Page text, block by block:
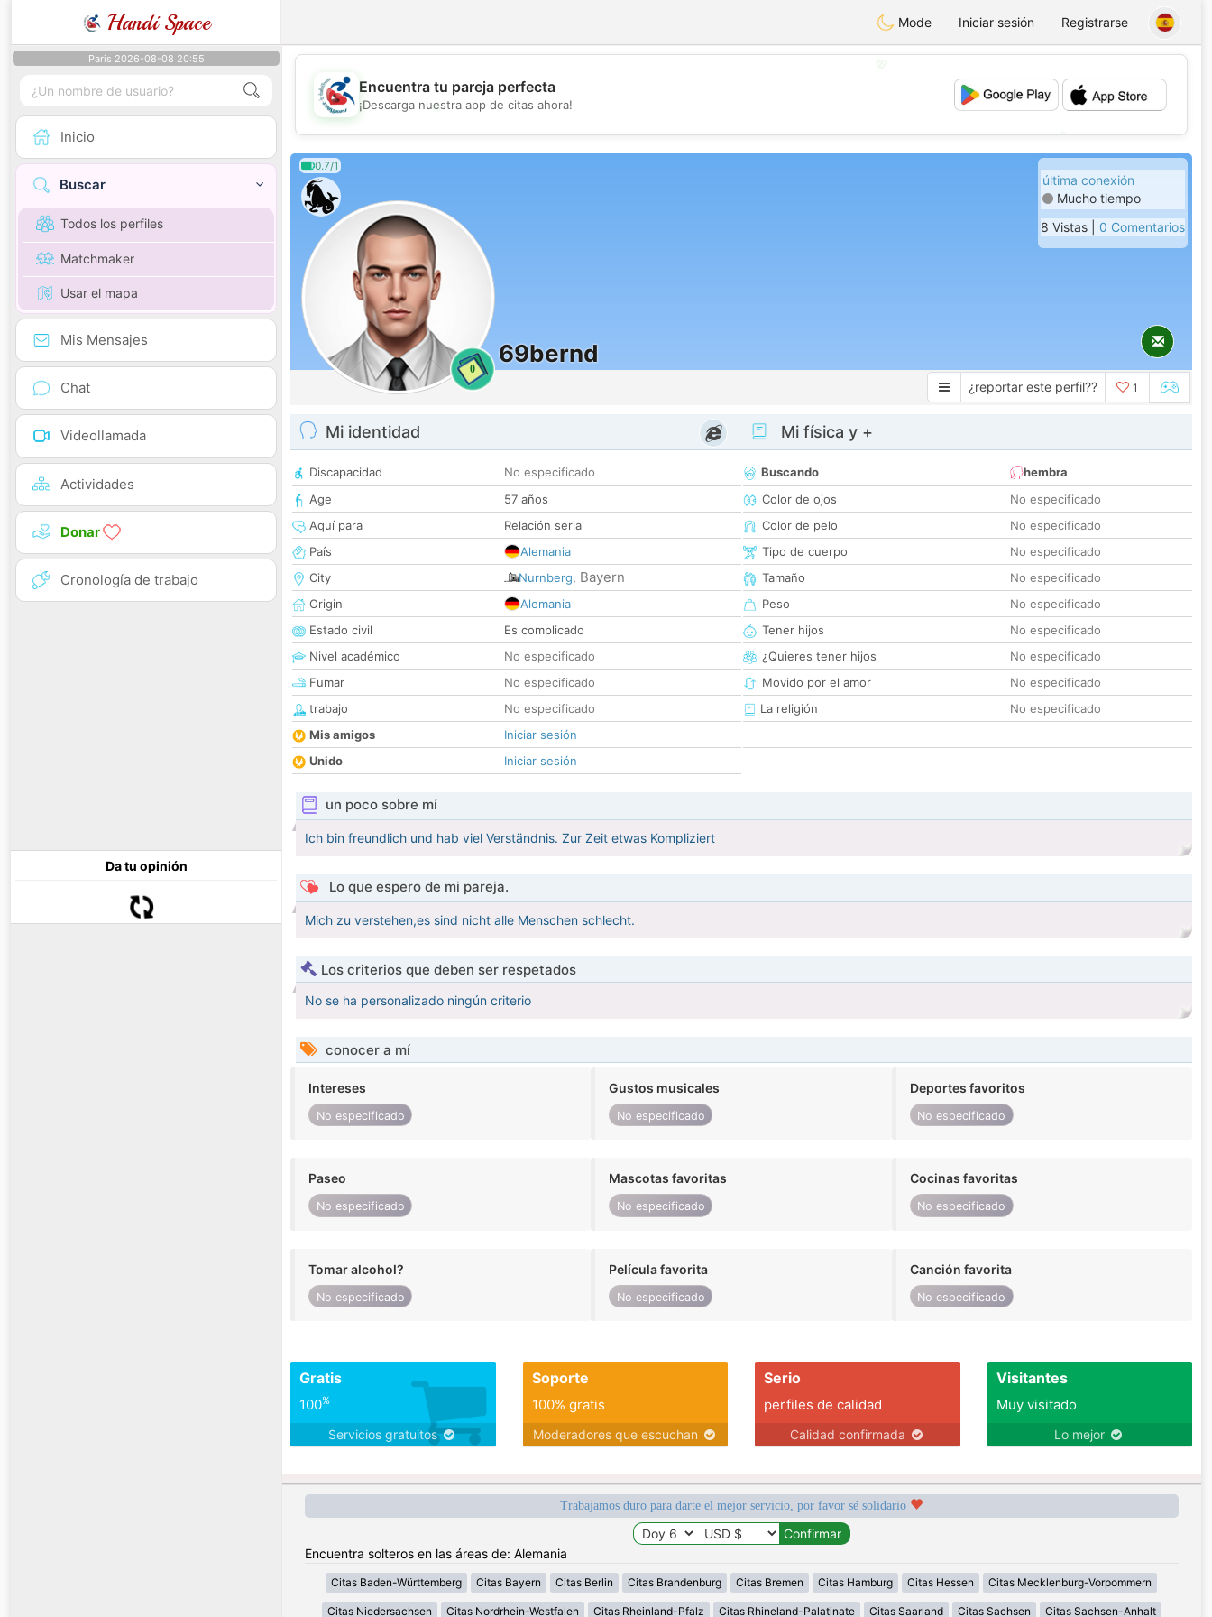
Handi Space Mode Iniciar sesión Registrarse
Paris 2026-08-08 20:55
Inicio
Buscar
Todos los perfiles
Matchmaker
Usar el mapa
Mis Mensajes
Chat
Videollamada
Actividades
Donar
Cronología de trabajo
Da tu opinión
💖
💕
Encuentra tu pareja perfecta
¡Descarga nuestra app de citas ahora!
0.7/1
0
69bernd
última conexión
Mucho tiempo
8 Vistas | 0 Comentarios
¿reportar este perfil?? 1
Mi identidad
Discapacidad
No especificado
Age
57 años
Aquí para
Relación seria
País
Alemania
City
Nurnberg, Bayern
Origin
Alemania
Estado civil
Es complicado
Nivel académico
No especificado
Fumar
No especificado
trabajo
No especificado
Mis amigos
Iniciar sesión
Unido
Iniciar sesión
Mi física y +
Buscando
hembra
Color de ojos
No especificado
Color de pelo
No especificado
Tipo de cuerpo
No especificado
Tamaño
No especificado
Peso
No especificado
Tener hijos
No especificado
¿Quieres tener hijos
No especificado
Movido por el amor
No especificado
La religión
No especificado
un poco sobre mí
Ich bin freundlich und hab viel Verständnis. Zur Zeit etwas Kompliziert
Lo que espero de mi pareja.
Mich zu verstehen,es sind nicht alle Menschen schlecht.
Los criterios que deben ser respetados
No se ha personalizado ningún criterio
conocer a mí
Intereses
No especificado
Gustos musicales
No especificado
Deportes favoritos
No especificado
Paseo
No especificado
Mascotas favoritas
No especificado
Cocinas favoritas
No especificado
Tomar alcohol?
No especificado
Película favorita
No especificado
Canción favorita
No especificado
Gratis
100%
Servicios gratuitos
Soporte
100% gratis
Moderadores que escuchan
Serio
perfiles de calidad
Calidad confirmada
Visitantes
Muy visitado
Lo mejor
Trabajamos duro para darte el mejor servicio, por favor sé solidario
Encuentra solteros en las áreas de: Alemania
Citas Baden-Württemberg Citas Bayern Citas Berlin Citas Brandenburg Citas Bremen Citas Hamburg Citas Hessen Citas Mecklenburg-Vorpommern
Citas Niedersachsen Citas Nordrhein-Westfalen Citas Rheinland-Pfalz Citas Rhineland-Palatinate Citas Saarland Citas Sachsen Citas Sachsen-Anhalt